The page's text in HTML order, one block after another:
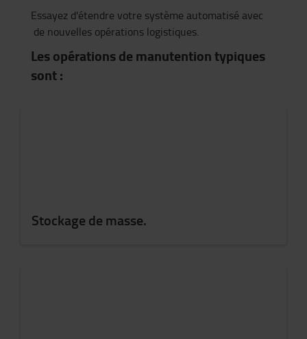
Essayez d'étendre votre système automatisé avec
de nouvelles opérations logistiques.
Les opérations de manutention typiques
sont :
Stockage de masse.